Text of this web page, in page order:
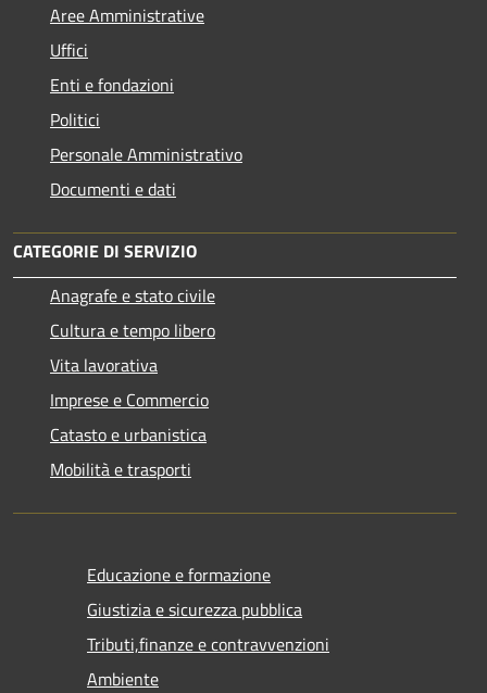
Aree Amministrative
Uffici
Enti e fondazioni
Politici
Personale Amministrativo
Documenti e dati
CATEGORIE DI SERVIZIO
Anagrafe e stato civile
Cultura e tempo libero
Vita lavorativa
Imprese e Commercio
Catasto e urbanistica
Mobilità e trasporti
Educazione e formazione
Giustizia e sicurezza pubblica
Tributi,finanze e contravvenzioni
Ambiente